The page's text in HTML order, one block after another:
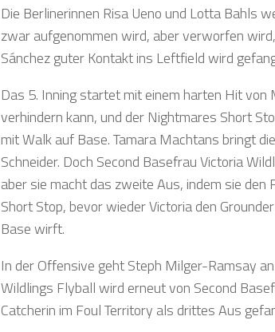
Die Berlinerinnen Risa Ueno und Lotta Bahls
zwar aufgenommen wird, aber verworfen
Sánchez guter Kontakt ins Leftfield wird
Das 5. Inning startet mit einem harten Hit von
verhindern kann, und der Nightmares Short
mit Walk auf Base. Tamara Machtans bringt
Schneider. Doch Second Basefrau Victoria
aber sie macht das zweite Aus, indem sie
Short Stop, bevor wieder Victoria den
Base wirft.
In der Offensive geht Steph Milger-Ramsay
Wildlings Flyball wird erneut von Second
Catcherin im Foul Territory als drittes Aus